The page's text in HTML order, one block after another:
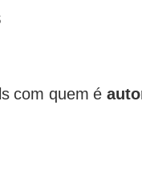
com quem é